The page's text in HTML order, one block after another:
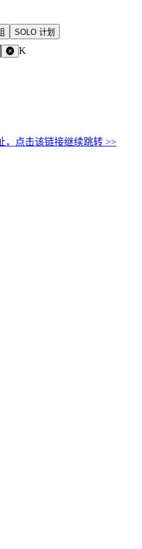
SOLO 计划
K
，点击该链接继续跳转 >>